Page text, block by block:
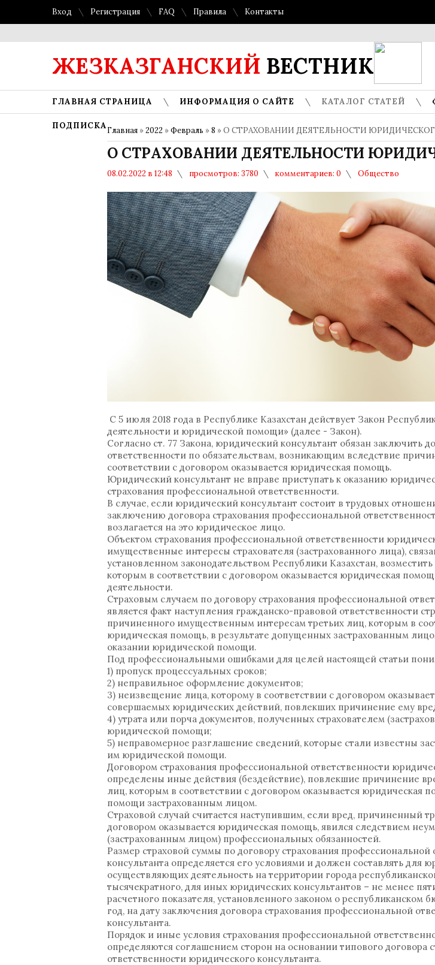
Вход Регистрация FAQ Правила Контакты
ЖЕЗКАЗГАНСКИЙ ВЕСТНИК
ГЛАВНАЯ СТРАНИЦА ИНФОРМАЦИЯ О САЙТЕ КАТАЛОГ СТАТЕЙ
ПОДПИСКАГлавная »2022 »Февраль »8 » О СТРАХОВАНИИ ДЕЯТЕЛЬНОСТИ
О СТРАХОВАНИИ ДЕЯТЕЛЬНОСТИ
08.02.2022 в 12:48 просмотров: 3780 комментариев: 0 Общество
С 5 июля 2018 года в Республике Казахстан действует Закон
деятельности и юридической помощи» (далее - Закон).
Согласно ст. 77 Закона, юридический консультант обязан заключить
ответственности по обязательствам, возникающим вследствие
соответствии с договором оказывается юридическая помощь.
Юридический консультант не вправе приступать к оказанию
страхования профессиональной ответственности.
В случае, если юридический консультант состоит в трудовых
заключению договора страхования профессиональной
возлагается на это юридическое лицо.
Объектом страхования профессиональной ответственности
имущественные интересы страхователя (застрахованного лица),
установленном законодательством Республики Казахстан,
которым в соответствии с договором оказывается юридическая
деятельности.
Страховым случаем по договору страхования профессиональной
является факт наступления гражданско-правовой ответственности
причиненного имущественным интересам третьих лиц, которым в
юридическая помощь, в результате допущенных застрахованным
оказании юридической помощи.
Под профессиональными ошибками для целей настоящей статьи
1) пропуск процессуальных сроков;
2) неправильное оформление документов;
3) неизвещение лица, которому в соответствии с договором
совершаемых юридических действий, повлекших причинение ему
4) утрата или порча документов, полученных страхователем
юридической помощи;
5) неправомерное разглашение сведений, которые стали известны
им юридической помощи.
Договором страхования профессиональной ответственности
определены иные действия (бездействие), повлекшие причинение
лиц, которым в соответствии с договором оказывается юридическая
помощи застрахованным лицом.
Страховой случай считается наступившим, если вред, причиненный
договором оказывается юридическая помощь, явился следствием
(застрахованным лицом) профессиональных обязанностей.
Размер страховой суммы по договору страхования
консультанта определяется его условиями и должен составлять для
осуществляющих деятельность на территории города
тысячекратного, для иных юридических консультантов – не менее
расчетного показателя, установленного законом о
год, на дату заключения договора страхования профессиональной
консультанта.
Порядок и иные условия страхования профессиональной
определяются соглашением сторон на основании типового договора
ответственности юридического консультанта.